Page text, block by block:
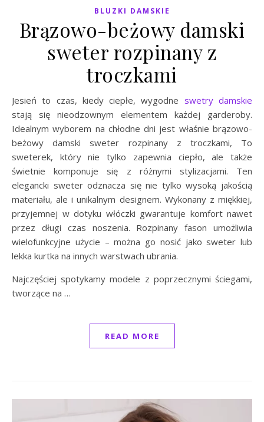
BLUZKI DAMSKIE
Brązowo-beżowy damski
sweter rozpinany z
troczkami
Jesień to czas, kiedy ciepłe, wygodne swetry damskie
stają się nieodzownym elementem każdej garderoby.
Idealnym wyborem na chłodne dni jest właśnie brązowo-
beżowy damski sweter rozpinany z troczkami, To
sweterek, który nie tylko zapewnia ciepło, ale także
świetnie komponuje się z różnymi stylizacjami. Ten
elegancki sweter odznacza się nie tylko wysoką jakością
materiału, ale i unikalnym designem. Wykonany z miękkiej,
przyjemnej w dotyku włóczki gwarantuje komfort nawet
przez długi czas noszenia. Rozpinany fason umożliwia
wielofunkcyjne użycie – można go nosić jako sweter lub
lekka kurtka na innych warstwach ubrania.
Najczęściej spotykamy modele z poprzecznymi ściegami,
tworzące na …
READ MORE